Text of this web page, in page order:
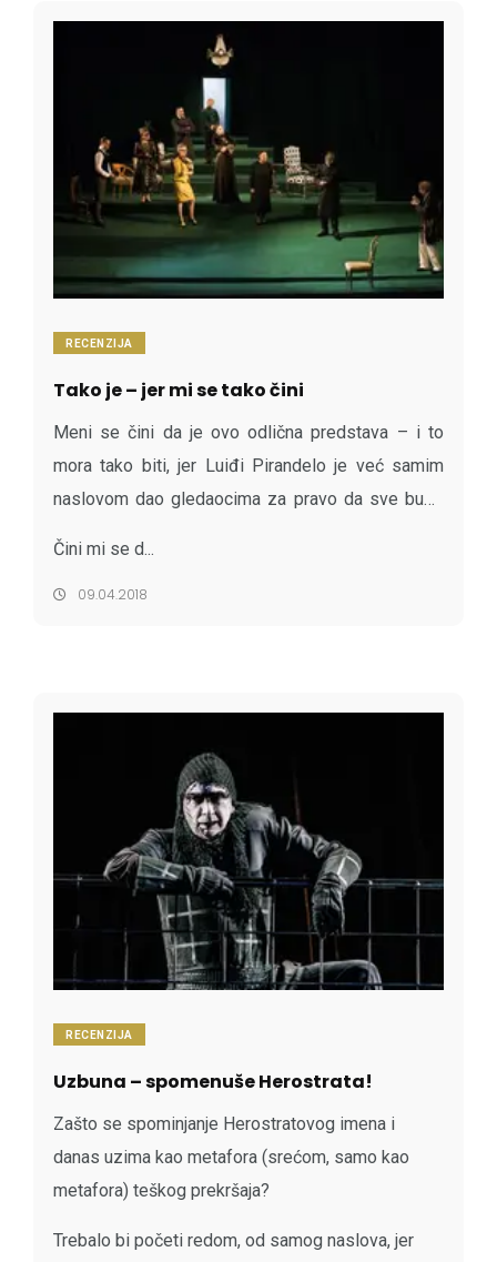
RECENZIJA
Tako je – jer mi se tako čini
Meni se čini da je ovo odlična predstava – i to
mora tako biti, jer Luiđi Pirandelo je već samim
naslovom dao gledaocima za pravo da sve bude
Čini mi se d...
09.04.2018
RECENZIJA
Uzbuna – spomenuše Herostrata!
Zašto se spominjanje Herostratovog imena i
danas uzima kao metafora (srećom, samo kao
metafora) teškog prekršaja?
Trebalo bi početi redom, od samog naslova, jer